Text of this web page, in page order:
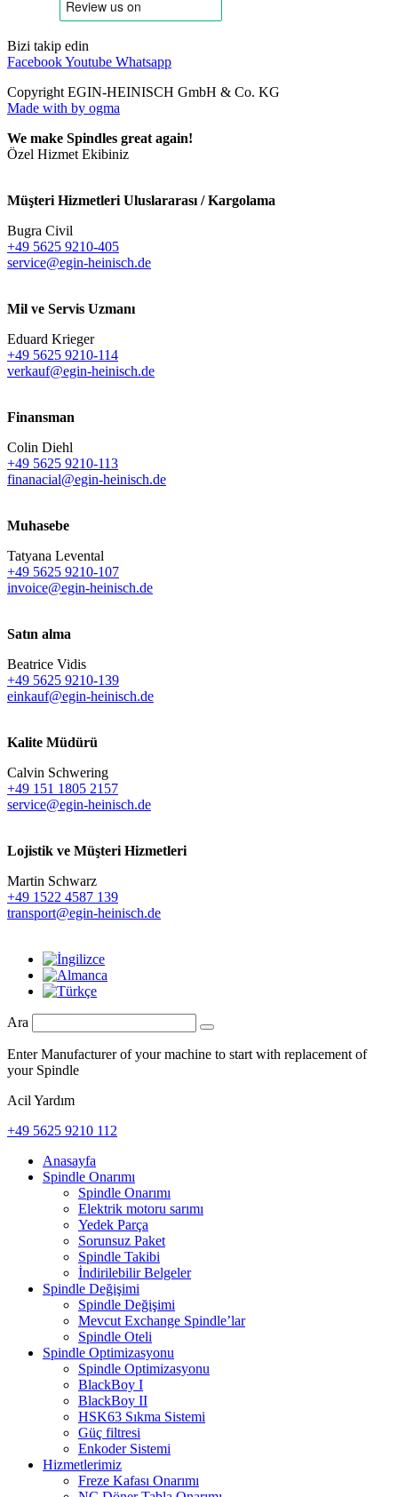
Bizi takip edin
FacebookYoutube Whatsapp
Copyright EGIN-HEINISCH GmbH & Co. KG
Made with by ogma
We make Spindles great again!
Özel Hizmet Ekibiniz
Müşteri Hizmetleri Uluslararası / Kargolama
Bugra Civil
+49 5625 9210-405
service@egin-heinisch.de
Mil ve Servis Uzmanı
Eduard Krieger
+49 5625 9210-114
verkauf@egin-heinisch.de
Finansman
Colin Diehl
+49 5625 9210-113
finanacial@egin-heinisch.de
Muhasebe
Tatyana Levental
+49 5625 9210-107
invoice@egin-heinisch.de
Satın alma
Beatrice Vidis
+49 5625 9210-139
einkauf@egin-heinisch.de
Kalite Müdürü
Calvin Schwering
+49 151 1805 2157
service@egin-heinisch.de
Lojistik ve Müşteri Hizmetleri
Martin Schwarz
+49 1522 4587 139
transport@egin-heinisch.de
Ara
Enter Manufacturer of your machine to start with replacement of
your Spindle
Acil Yardım
+49 5625 9210 112
Anasayfa
Spindle Onarımı
Spindle Onarımı
Elektrik motoru sarımı
Yedek Parça
Sorunsuz Paket
Spindle Takibi
İndirilebilir Belgeler
Spindle Değişimi
Spindle Değişimi
Mevcut Exchange Spindle’lar
Spindle Oteli
Spindle Optimizasyonu
Spindle Optimizasyonu
BlackBoy I
BlackBoy II
HSK63 Sıkma Sistemi
Güç filtresi
Enkoder Sistemi
Hizmetlerimiz
Freze Kafası Onarımı